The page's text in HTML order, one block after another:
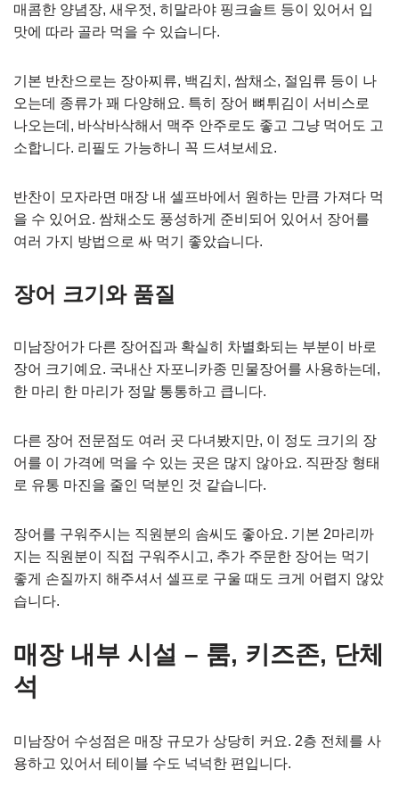
매콤한 양념장, 새우젓, 히말라야 핑크솔트 등이 있어서 입
맛에 따라 골라 먹을 수 있습니다.
기본 반찬으로는 장아찌류, 백김치, 쌈채소, 절임류 등이 나
오는데 종류가 꽤 다양해요. 특히 장어 뼈튀김이 서비스로
나오는데, 바삭바삭해서 맥주 안주로도 좋고 그냥 먹어도 고
소합니다. 리필도 가능하니 꼭 드셔보세요.
반찬이 모자라면 매장 내 셀프바에서 원하는 만큼 가져다 먹
을 수 있어요. 쌈채소도 풍성하게 준비되어 있어서 장어를
여러 가지 방법으로 싸 먹기 좋았습니다.
장어 크기와 품질
미남장어가 다른 장어집과 확실히 차별화되는 부분이 바로
장어 크기예요. 국내산 자포니카종 민물장어를 사용하는데,
한 마리 한 마리가 정말 통통하고 큽니다.
다른 장어 전문점도 여러 곳 다녀봤지만, 이 정도 크기의 장
어를 이 가격에 먹을 수 있는 곳은 많지 않아요. 직판장 형태
로 유통 마진을 줄인 덕분인 것 같습니다.
장어를 구워주시는 직원분의 솜씨도 좋아요. 기본 2마리까
지는 직원분이 직접 구워주시고, 추가 주문한 장어는 먹기
좋게 손질까지 해주셔서 셀프로 구울 때도 크게 어렵지 않았
습니다.
매장 내부 시설 – 룸, 키즈존, 단체
석
미남장어 수성점은 매장 규모가 상당히 커요. 2층 전체를 사
용하고 있어서 테이블 수도 넉넉한 편입니다.